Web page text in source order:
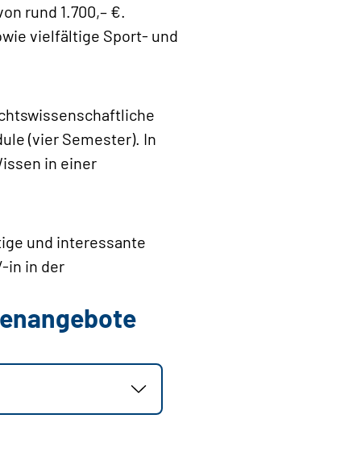
rund 1.700,– €.
vielfältige Sport- und
(vier Semester). In
in einer
und interessante
in in der